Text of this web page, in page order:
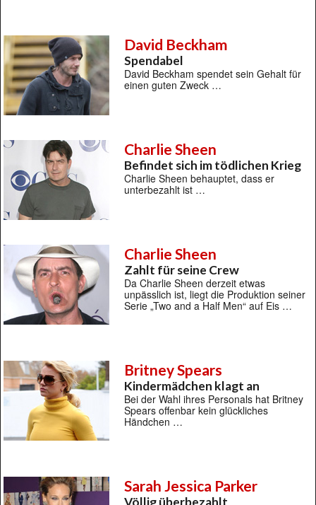
David Beckham
Spendabel
David Beckham spendet sein Gehalt für
einen guten Zweck …
Charlie Sheen
Befindet sich im tödlichen Krieg
Charlie Sheen behauptet, dass er
unterbezahlt ist …
Charlie Sheen
Zahlt für seine Crew
Da Charlie Sheen derzeit etwas
unpässlich ist, liegt die Produktion seiner
Serie „Two and a Half Men“ auf Eis …
Britney Spears
Kindermädchen klagt an
Bei der Wahl ihres Personals hat Britney
Spears offenbar kein glückliches
Händchen …
Sarah Jessica Parker
Völlig überbezahlt